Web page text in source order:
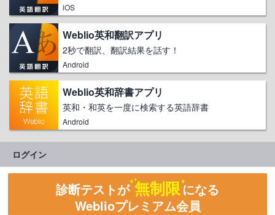
iOS
Weblio英和翻訳アプリ
2秒で翻訳、翻訳結果を話す！
Android
Weblio英和辞書アプリ
英和・和英を一度に検索する英語辞書
Android
ログイン
診断テストが 無制限になる
Weblioプレミアム会員